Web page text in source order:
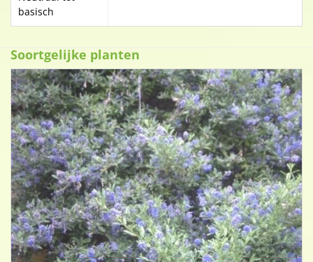
basisch
Soortgelijke planten